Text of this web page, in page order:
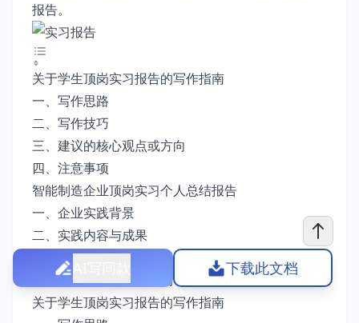
报告。
关于学生顶岗实习报告的写作指南
一、写作思路
二、写作技巧
三、建议的核心观点或方向
四、注意事项
智能制造企业顶岗实习个人总结报告
一、企业实践背景
二、实践内容与成果
三、实践反思与职业发展
四、技能提升与成长影响
关于学生顶岗实习报告的写作指南
下载此文档